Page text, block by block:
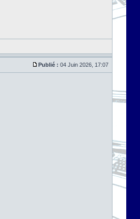
Publié : 04 Juin 2026, 17:07